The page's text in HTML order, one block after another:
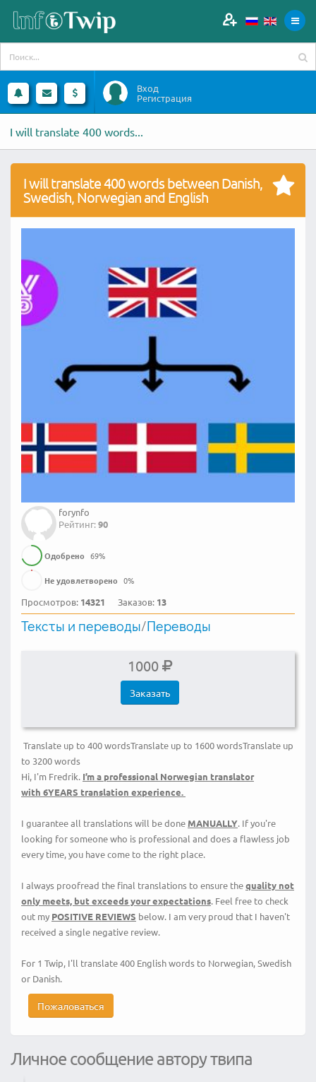
Вход
Регистрация
I will translate 400 words...
I will translate 400 words between Danish,
Swedish, Norwegian and English
forynfo
Рейтинг:90
Одобрено 69%
Не удовлетворено 0%
Просмотров: 14321 Заказов: 13
Тексты и переводы/Переводы
1000
Заказать
Translate up to 400 wordsTranslate up to 1600 wordsTranslate up
to 3200 words
Hi, I'm Fredrik. I’m a professional Norwegian translator
with 6YEARS translation experience.
I guarantee all translations will be done MANUALLY. If you're
looking for someone who is professional and does a flawless job
every time, you have come to the right place.
I always proofread the final translations to ensure thequality not
only meets, but exceedsyour expectations. Feel free to check
out my POSITIVE REVIEWS below. I am very proud that I haven't
received a single negative review.
For 1 Twip, I'll translate400 English words to Norwegian, Swedish
or Danish.
Пожаловаться
Личное сообщение автору твипа